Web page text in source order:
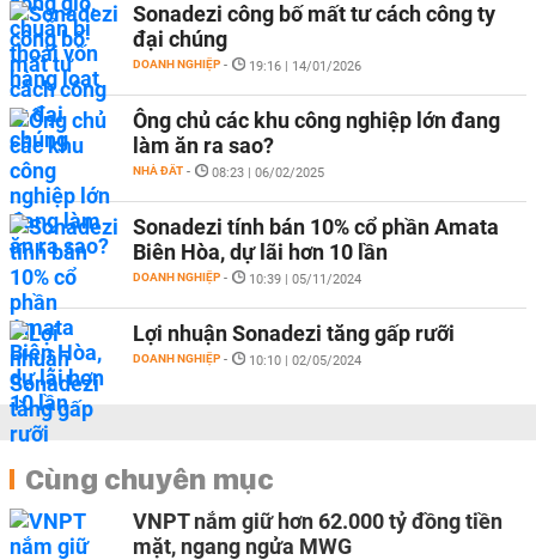
Sonadezi công bố mất tư cách công ty
đại chúng
DOANH NGHIỆP - 19:16 | 14/01/2026
Ông chủ các khu công nghiệp lớn đang
làm ăn ra sao?
NHÀ ĐẤT - 08:23 | 06/02/2025
Sonadezi tính bán 10% cổ phần Amata
Biên Hòa, dự lãi hơn 10 lần
DOANH NGHIỆP - 10:39 | 05/11/2024
Lợi nhuận Sonadezi tăng gấp rưỡi
DOANH NGHIỆP - 10:10 | 02/05/2024
Cùng chuyên mục
VNPT nắm giữ hơn 62.000 tỷ đồng tiền
mặt, ngang ngửa MWG